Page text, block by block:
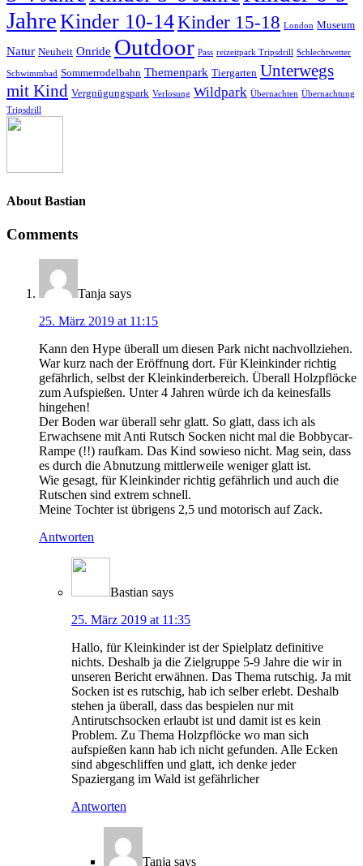
JahreKinder 10-14Kinder 15-18 London Museum
Natur Neuheit Onride Outdoor Pass reizeitpark Tripsdrill Schlechtwetter
Schwimmbad Sommerrodelbahn Themenpark Tiergarten Unterwegs
mit Kind Vergnügungspark Verlosung Wildpark Übernachten Übernachtung
Tripsdrill
About Bastian
Comments
Tanja says
25. März 2019 at 11:15
Kann den Hype überall um diesen Park nicht nachvollziehen.
War kurz nach der Eröffnung dort. Für Kleinkinder richtig
gefährlich, selbst der Kleinkinderbereich. Überall Holzpflöcke
zum Aufspießen. Unter 4 Jahren würde ich da keinesfalls
hingehen!
Der Boden war überall sehr glatt. So glatt, dass ich als
Erwachsene mit Anti Rutsch Socken nicht mal die Bobbycar-
Rampe (!!) raufkam. Das Kind sowieso nicht. Mag sein, dass
es durch die Abnutzung mittlerweile weniger glatt ist.
Wie gesagt, für Kleinkinder richtig gefährlich und auch die
Rutschen sind extrem schnell.
Meine Tochter ist übrigens 2,5 und motorisch auf Zack.
Antworten
Bastian says
25. März 2019 at 11:35
Hallo, für Kleinkinder ist der Spielplatz definitive
nichts. Deshalb ja die Zielgruppe 5-9 Jahre die wir in
unseren Bericht erwähnen. Das Thema rutschig. Ja mit
Socken ist es rutschig, hab ich selber erlebt. Deshalb
stehen ja überall, dass das bespielen nur mit
Antirutschsocken erlaubt ist und damit ist es kein
Problem. Zu Thema Holzpflöcke wo man sich
aufspießen kann hab ich nicht gefunden. Alle Ecken
sind abgeschliffen und glatt, ich denke jeder
Spaziergang im Wald ist gefährlicher
Antworten
Tanja says